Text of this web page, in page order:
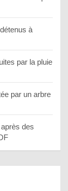
à
par la pluie
par un arbre
des